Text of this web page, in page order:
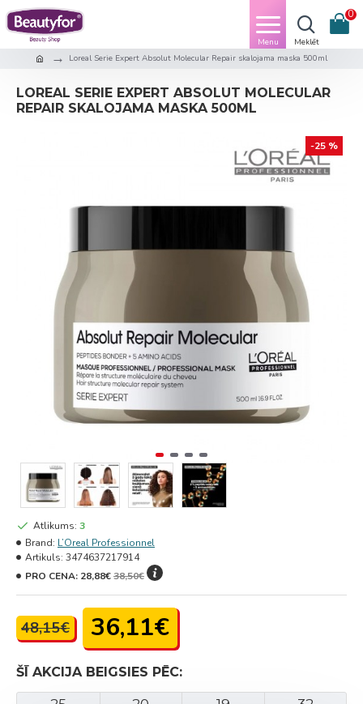
0
Loreal Serie Expert Absolut Molecular Repair skalojama maska 500ml
LOREAL SERIE EXPERT ABSOLUT MOLECULAR
REPAIR SKALOJAMA MASKA 500ML
-25 %
ŠĪ AKCIJA BEIGSIES PĒC:
48,15€ 36,11€
Atlikums: 3
Brand: L’Oreal Professionnel
Artikuls: 3474637217914
PRO CENA: 28,88€38,50€